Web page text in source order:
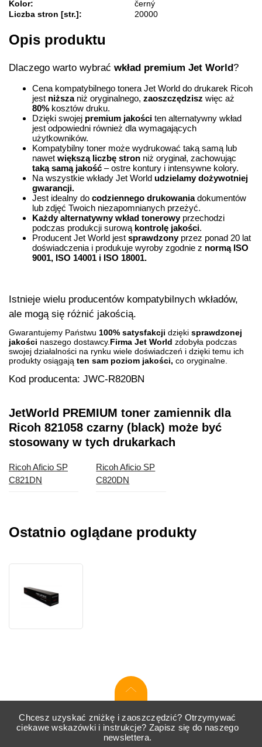
Kolor:
černý
Liczba stron [str.]:
20000
Opis produktu
Dlaczego warto wybrać wkład premium Jet World?
Cena kompatybilnego tonera Jet World do drukarek Ricoh
jest niższaniż oryginalnego, zaoszczędzisz więc aż
80% kosztów druku.
Dzięki swojej premium jakości ten alternatywny wkład
jest odpowiedni również dla wymagających
użytkowników.
Kompatybilny toner może wydrukować taką samą lub
nawet większą liczbę stron niż oryginał, zachowując
taką samą jakość – ostre kontury i intensywne kolory.
Na wszystkie wkłady Jet World udzielamy dożywotniej
gwarancji.
Jest idealny do codziennego drukowaniadokumentów
lub zdjęć Twoich niezapomnianych przeżyć.
Każdy alternatywny wkład tonerowyprzechodzi
podczas produkcji surową kontrolę jakości.
Producent Jet World jest sprawdzonyprzez ponad 20 lat
doświadczenia i produkuje wyroby zgodnie z normą ISO
9001, ISO 14001 i ISO 18001.
Istnieje wielu producentów kompatybilnych wkładów,
ale mogą się różnić jakością.
Gwarantujemy Państwu 100% satysfakcji dzięki sprawdzonej
jakości naszego dostawcy. Firma Jet World zdobyła podczas
swojej działalności na rynku wiele doświadczeń i dzięki temu ich
produkty osiągają ten sam poziom jakości, co oryginalne.
Kod producenta: JWC-R820BN
JetWorld PREMIUM toner zamiennik dla
Ricoh 821058 czarny (black) może być
stosowany w tych drukarkach
Ricoh Aficio SP
C821DN
Ricoh Aficio SP
C820DN
Ostatnio oglądane produkty
dla
Chcesz uzyskać zniżkę i zaoszczędzić? Otrzymywać
ciekawe wskazówki i instrukcje? Zapisz się do naszego
newslettera.